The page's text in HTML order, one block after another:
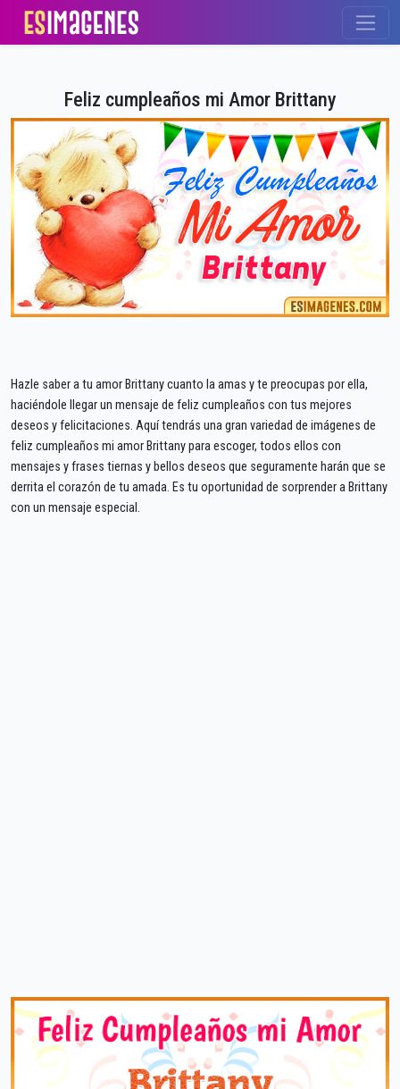
Feliz cumpleaños mi Amor Brittany
Hazle saber a tu amor Brittany cuanto la amas y te preocupas por ella,
haciéndole llegar un mensaje de feliz cumpleaños con tus mejores
deseos y felicitaciones. Aquí tendrás una gran variedad de imágenes de
feliz cumpleaños mi amor Brittany para escoger, todos ellos con
mensajes y frases tiernas y bellos deseos que seguramente harán que se
derrita el corazón de tu amada. Es tu oportunidad de sorprender a Brittany
con un mensaje especial.